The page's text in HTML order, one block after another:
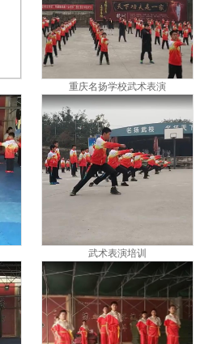
重庆名扬学校武术表演
武术表演培训